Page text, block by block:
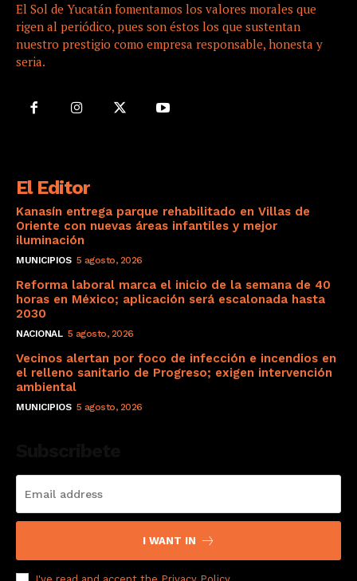
El Sol de Yucatán fomentamos los valores morales que
rigen al periódico, pues son éstos los que sustentan
nuestro prestigio como empresa responsable, honesta y
seria.
El Editor
Kanasín entrega parque rehabilitado en Villas de
Oriente con nuevas áreas infantiles y mejor
iluminación
MUNICIPIOS 5 agosto, 2026
Reforma laboral marca el inicio de la semana de 40
horas en México; aplicación será escalonada hasta
2030
NACIONAL 5 agosto, 2026
Vecinos alertan por foco de infección e incendios en
el relleno sanitario de Progreso; exigen intervención
ambiental
MUNICIPIOS 5 agosto, 2026
I WANT IN